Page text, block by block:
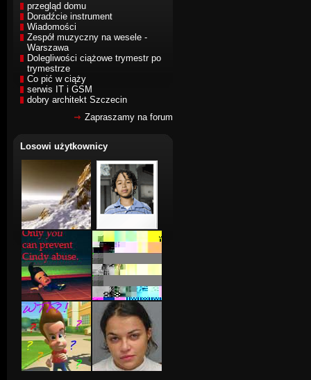
przegląd domu
Doradźcie instrument
Wiadomości
Zespół muzyczny na wesele -
Warszawa
Dolegliwości ciążowe trymestr po
trymestrze
Co pić w ciąży
serwis IT i GSM
dobry architekt Szczecin
Zapraszamy na forum
Losowi użytkownicy